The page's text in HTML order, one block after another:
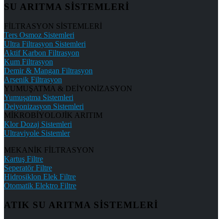
SU ARITMA SİSTEMLERİ
FİLTRASYON SİSTEMLERİ
Ters Osmoz Sistemleri
Ultra Filtrasyon Sistemleri
Aktif Karbon Filtrasyon
Kum Filtrasyon
Demir & Mangan Filtrasyon
Arsenik Filtrasyon
YUMUŞATMA & DEİYONİZASYON
Yumuşatma Sistemleri
Deiyonizasyon Sistemleri
MİKROBİYOLOJİK ARITIM
Klor Dozaj Sistemleri
Ultraviyole Sistemler
MEKANİK FİLTRASYON
Kartuş Filtre
Seperatör Filtre
Hidrosiklon Elek Filtre
Otomatik Elektro Filtre
ATIK SU ARITMA SİSTEMLERİ